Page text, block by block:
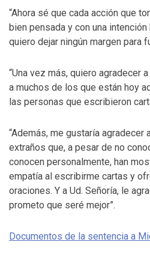
“Ahora sé que cada acción que
bien pensada y con una
quiero dejar ningún margen para
“Una vez más, quiero agradecer
a muchos de los que están hoy
las personas que escribieron
“Además, me gustaría
extraños que, a pesar de no
conocen personalmente, han
empatía al escribirme cartas y
oraciones. Y a Ud. Señoría, le
prometo que seré mejor”.
Documentos de la sentencia a